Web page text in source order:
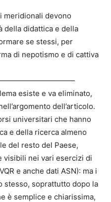
meridionali devono
della didattica e della
se stessi, per
di nepotismo e di cattiva
esiste e va eliminato,
dell’articolo.
universitari che hanno
e della ricerca almeno
del resto del Paese,
visibili nei vari esercizi di
e anche dati ASN): ma i
stesso, soprattutto dopo la
è semplice e chiarissima,